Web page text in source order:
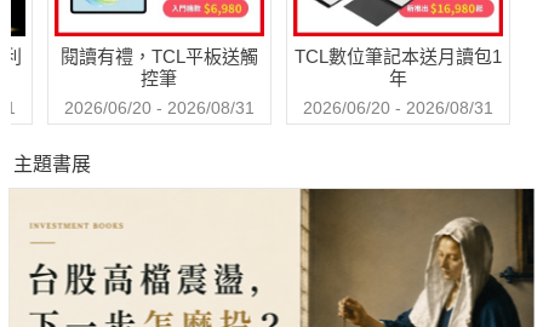
閱讀有禮，TCL平板送觸
控筆
2026/06/20 - 2026/08/31
TCL數位筆記本送月讀包1
年
2026/06/20 - 2026/08/31
主題書展